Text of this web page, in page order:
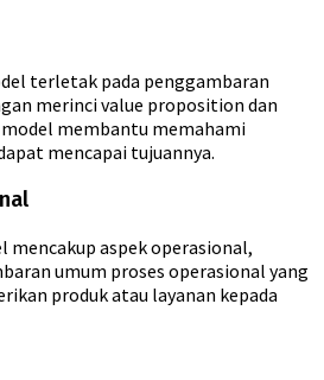
terletak pada penggambaran
merinci value proposition dan
membantu memahami
mencapai tujuannya.
mencakup aspek operasional,
umum proses operasional yang
produk atau layanan kepada